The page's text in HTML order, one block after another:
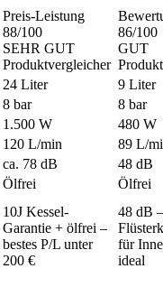
Preis-Leistung
88/100
SEHR GUT
Produktvergleicher
86/100
GUT
24 Liter
9 Liter
8 bar
8 bar
1.500 W
480 W
120 L/min
89 L/
ca. 78 dB
48 dB
Ölfrei Ölfrei
10J Kessel-
Garantie + ölfrei –
bestes P/L unter
200 €
48 dB
für
ideal